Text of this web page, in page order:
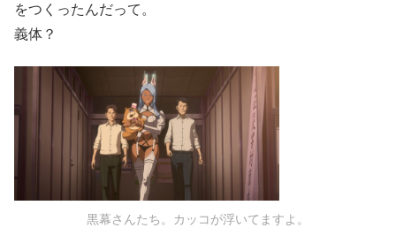
をつくったんだって。
義体？
黒幕さんたち。カッコが浮いてますよ。